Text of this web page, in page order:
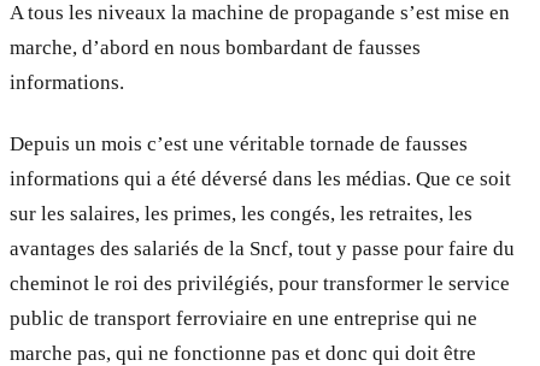
A tous les niveaux la machine de propagande s’est mise en
marche, d’abord en nous bombardant de fausses
informations.
Depuis un mois c’est une véritable tornade de fausses
informations qui a été déversé dans les médias. Que ce soit
sur les salaires, les primes, les congés, les retraites, les
avantages des salariés de la Sncf, tout y passe pour faire du
cheminot le roi des privilégiés, pour transformer le service
public de transport ferroviaire en une entreprise qui ne
marche pas, qui ne fonctionne pas et donc qui doit être